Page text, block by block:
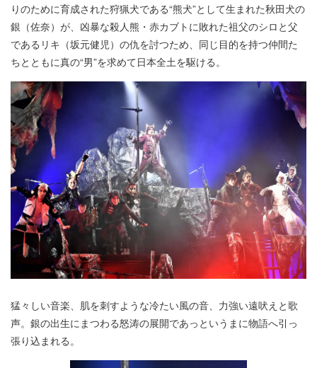
りのために育成された狩猟犬である“熊犬”として生まれた秋田犬の
銀（佐奈）が、凶暴な殺人熊・赤カブトに敗れた祖父のシロと父
であるリキ（坂元健児）の仇を討つため、同じ目的を持つ仲間た
ちとともに真の“男”を求めて日本全土を駆ける。
猛々しい音楽、肌を刺すような冷たい風の音、力強い遠吠えと歌
声。銀の出生にまつわる怒涛の展開であっというまに物語へ引っ
張り込まれる。